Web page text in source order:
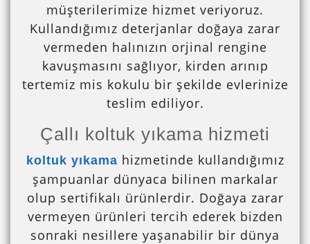
müşterilerimize hizmet veriyoruz.
Kullandığımız deterjanlar doğaya zarar
vermeden halınızın orjinal rengine
kavuşmasını sağlıyor, kirden arınıp
tertemiz mis kokulu bir şekilde evlerinize
teslim ediliyor.
Çallı koltuk yıkama hizmeti
koltuk yıkama hizmetinde kullandığımız
şampuanlar dünyaca bilinen markalar
olup sertifikalı ürünlerdir. Doğaya zarar
vermeyen ürünleri tercih ederek bizden
sonraki nesillere yaşanabilir bir dünya